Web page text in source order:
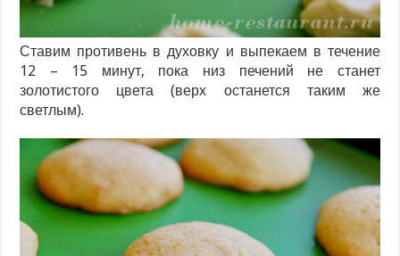
Ставим противень в духовку и выпекаем в течение
12 – 15 минут, пока низ печений не станет
золотистого цвета (верх останется таким же
светлым).